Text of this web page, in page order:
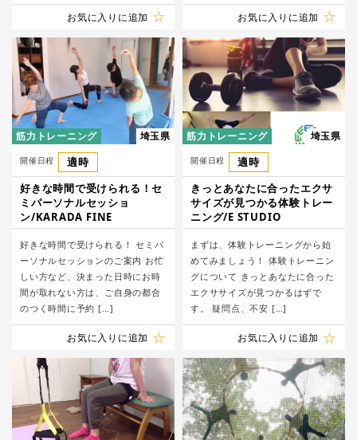
お気に入りに追加 お気に入りに追加
筋力トレーニング 埼玉県
開催日程
適時
好きな時間で受けられる！セ
ミパーソナルセッショ
ン/KARADA FINE
好きな時間で受けられる！ セミパ
ーソナルセッションのご案内 お忙
しい方など、決まった日時にお時
間が取れない方は、ご自身の都合
のつく時間に予約 […]
お気に入りに追加
筋力トレーニング 埼玉県
開催日程
適時
きっとあなたに合ったエクサ
サイズが見つかる体験トレー
ニング/E STUDIO
まずは、体験トレーニングから始
めてみましょう！ 体験トレーニン
グについて きっとあなたに合った
エクササイズが見つかるはずで
す。 疑問点、不安 […]
お気に入りに追加